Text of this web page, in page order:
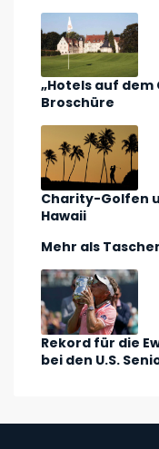
„Hotels auf
Broschüre
Charity-Golfen
Hawaii
Mehr als
Rekord für die
bei den U.S.